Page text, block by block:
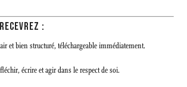
:
et bien structuré, téléchargeable immédiatement.
écrire et agir dans le respect de soi.